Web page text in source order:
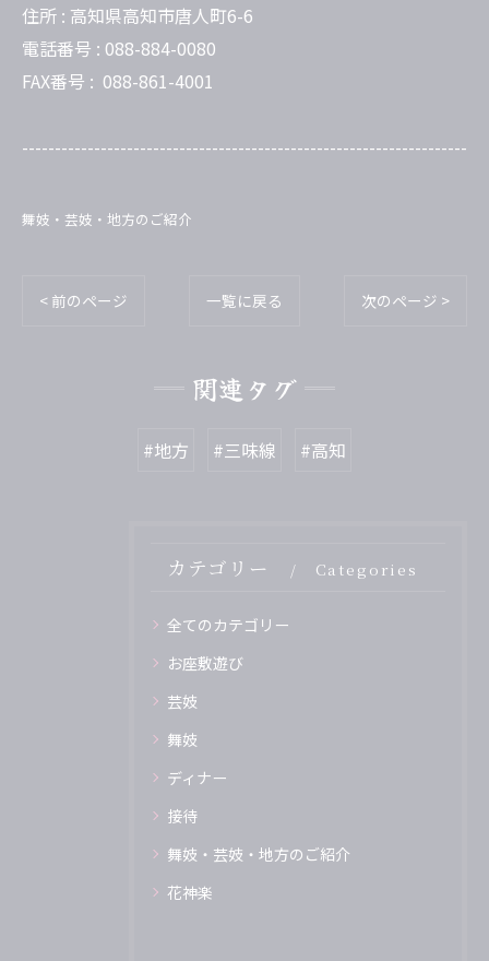
住所 : 高知県高知市唐人町6-6
電話番号 : 088-884-0080
FAX番号 : 088-861-4001
--------------------------------------------------------------------
舞妓・芸妓・地方のご紹介
< 前のページ 一覧に戻る 次のページ >
関連タグ
#地方 #三味線 #高知
カテゴリー Categories
全てのカテゴリー
お座敷遊び
芸妓
舞妓
ディナー
接待
舞妓・芸妓・地方のご紹介
花神楽